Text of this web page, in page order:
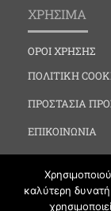
ΧΡΗΣΙΜΑ
ΟΡΟΙ ΧΡΗΣΗΣ
ΠΟΛΙΤΙΚΗ
ΠΡΟΣΤΑΣΙΑ
ΕΠΙΚΟΙΝΩΝΙΑ
καλύτερη